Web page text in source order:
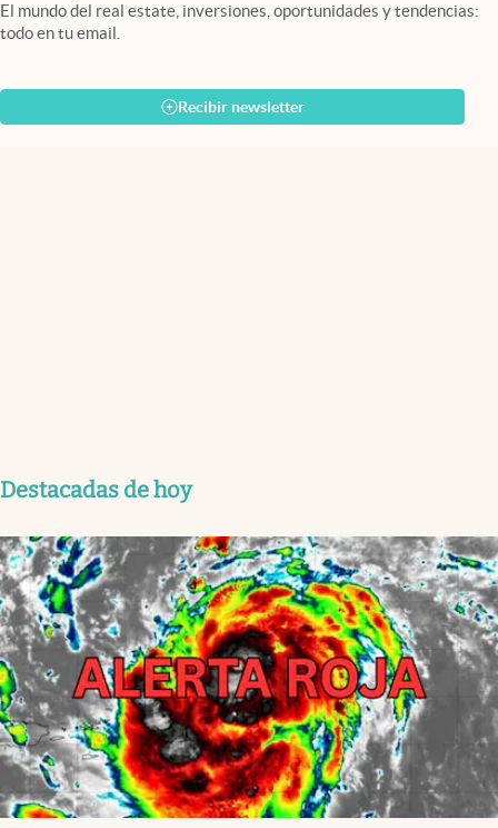
El mundo del real estate, inversiones, oportunidades y tendencias:
todo en tu email.
Recibir newsletter
Destacadas de hoy